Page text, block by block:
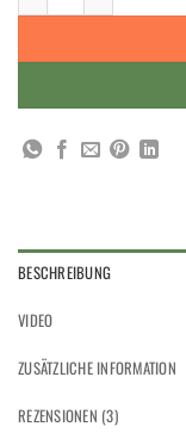
BESCHREIBUNG
VIDEO
ZUSÄTZLICHE INFORMATION
REZENSIONEN (3)